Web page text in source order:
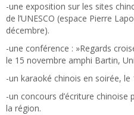
-une exposition sur les sites
de l’UNESCO (espace Pierre
décembre).
-une conférence : »Regards
le 15 novembre amphi Bartin,
-un karaoké chinois en soirée,
-un concours d’écriture chinoise
la région.